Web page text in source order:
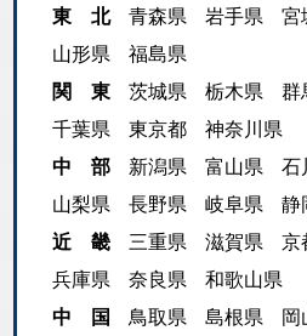
東 北
青森県 岩手県 宮
山形県
福島県
関 東
茨城県 栃木県 群
千葉県
東京都
神奈川県
中 部
新潟県 富山県 石
山梨県
長野県 岐阜県 静
近 畿
三重県 滋賀県 京
兵庫県
奈良県
和歌山県
中 国
鳥取県 島根県 岡